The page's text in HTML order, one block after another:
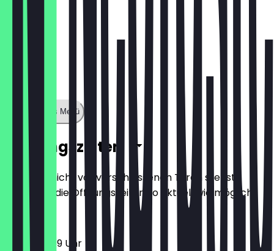
Zeige ganzes Menü
Öffnungszeiten
Damit du nicht vor verschlossenen Türen stehst,
halten wir die Öffnungszeiten so aktuell wie möglich.
12:00 - 23:59 Uhr